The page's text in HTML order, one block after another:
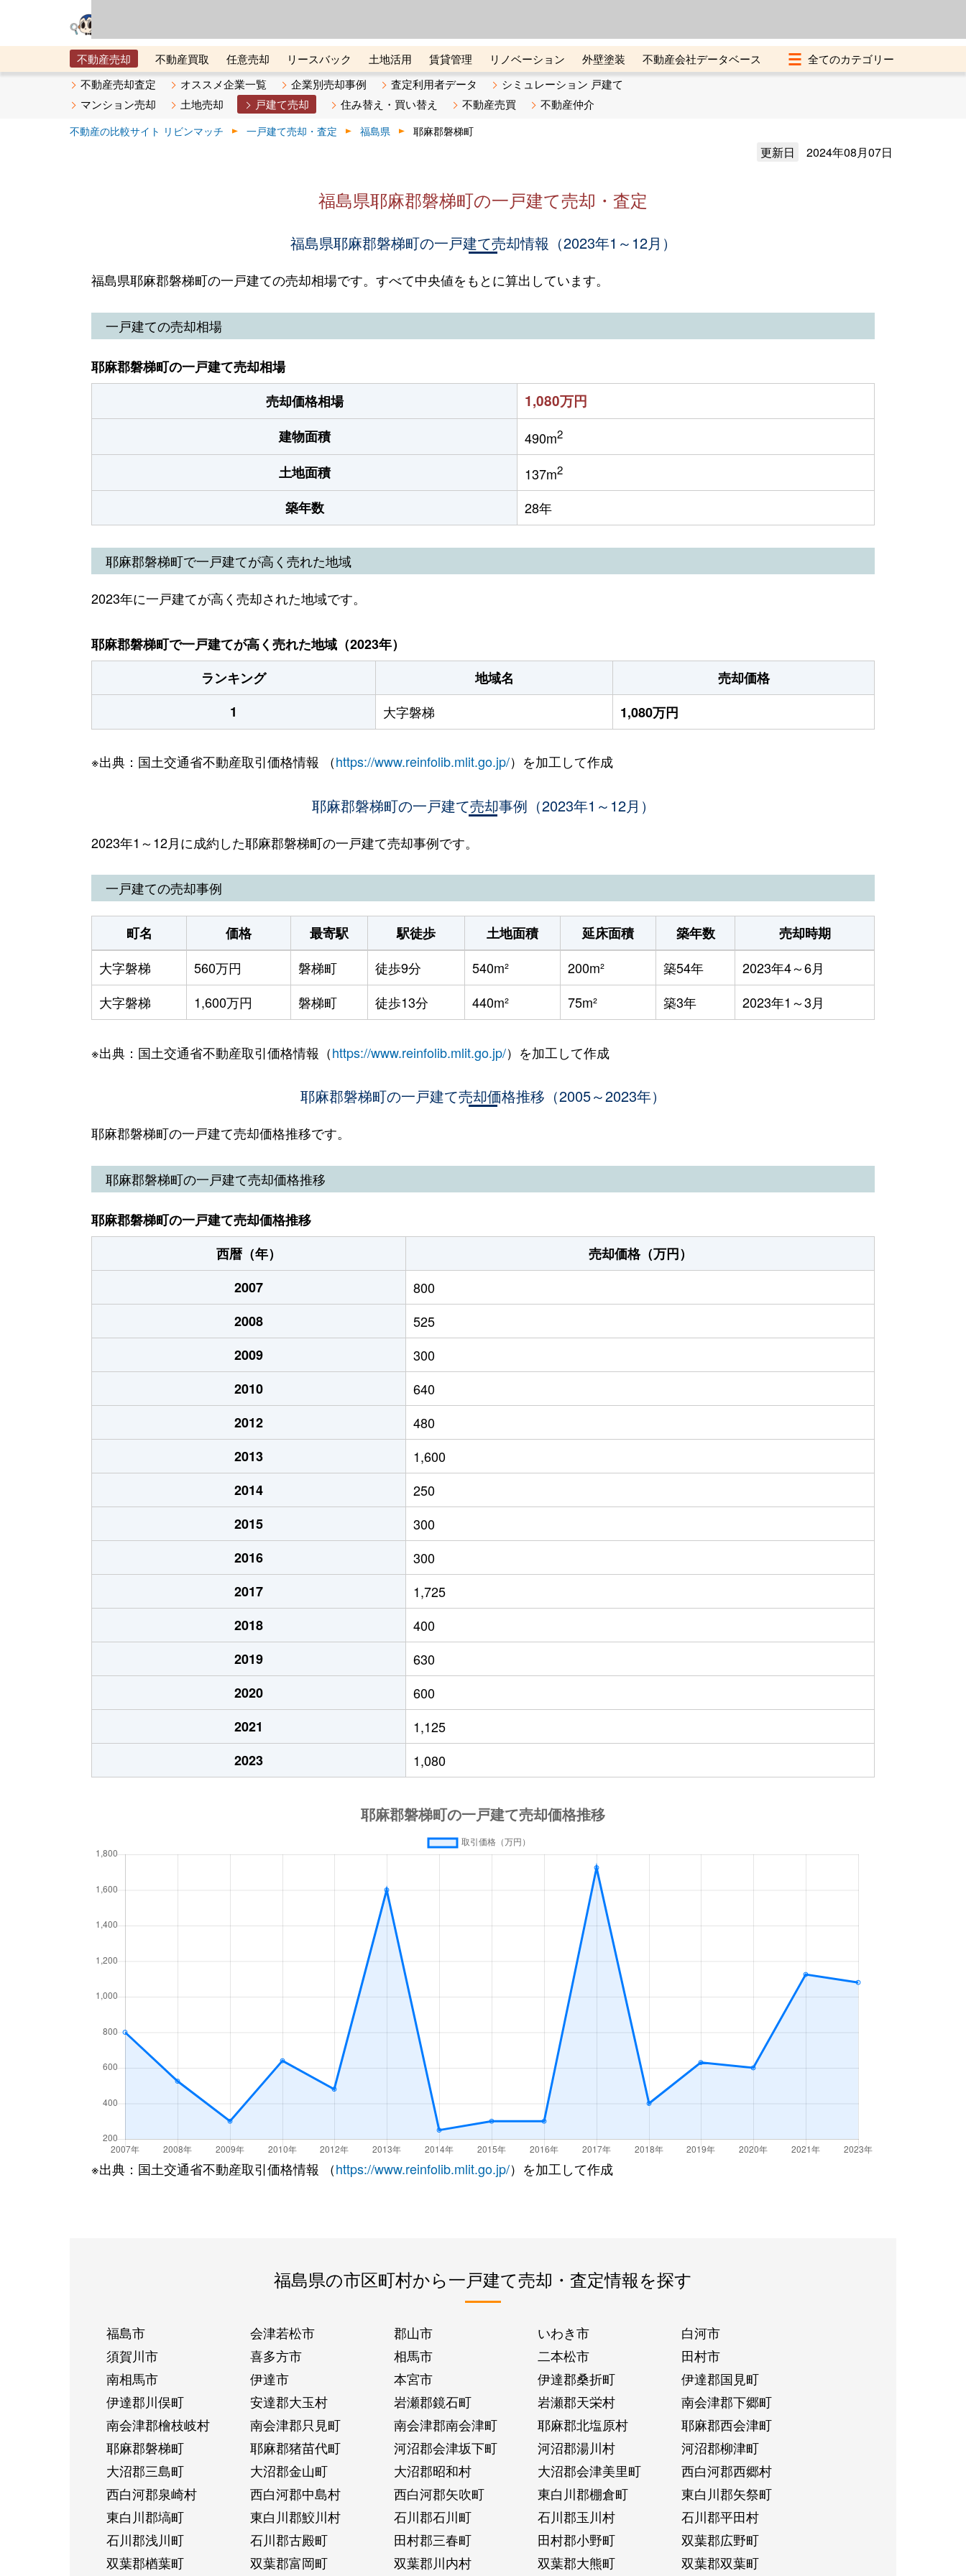
不動産売却 不動産買取 任意売却 リースバック 土地活用 賃貸管理 リノベーション 外壁塗装
不動産会社データベース
メタ住宅展示場
ベスト不動産カンパニー オンライン講座 リビンマガジンBiz 不動産売却ご相談デスク
不動産売却査定 オススメ企業一覧 企業別売却事例 査定利用者データ
シミュレーション 戸建て
マンション売却
土地売却 戸建て売却 住み替え・買い替え 不動産売買 不動産仲介
不動産の比較サイト リビンマッチ 一戸建て売却・査定 福島県 耶麻郡磐梯町
更新日 2024年08月07日
福島県耶麻郡磐梯町の一戸建て売却・査定
福島県耶麻郡磐梯町の一戸建て売却情報（2023年1～12月）
福島県耶麻郡磐梯町の一戸建ての売却相場です。すべて中央値をもとに算出しています。
一戸建ての売却相場
耶麻郡磐梯町の一戸建て売却相場
売却価格相場
1,080万円
建物面積 490m2
土地面積 137m2
築年数 28年
耶麻郡磐梯町で一戸建てが高く売れた地域
2023年に一戸建てが高く売却された地域です。
耶麻郡磐梯町で一戸建てが高く売れた地域（2023年）
ランキング
地域名
売却価格
1
大字磐梯 1,080万円
※出典：国土交通省不動産取引価格情報 （https://www.reinfolib.mlit.go.jp/）を加工して作成
耶麻郡磐梯町の一戸建て売却事例（2023年1～12月）
2023年1～12月に成約した耶麻郡磐梯町の一戸建て売却事例です。
一戸建ての売却事例
町名 価格 最寄駅 駅徒歩 土地面積 延床面積 築年数
売却時期
大字磐梯
560万円 磐梯町 徒歩9分 540m² 200m² 築54年
2023年4～6月
大字磐梯
1,600万円 磐梯町 徒歩13分 440m² 75m² 築3年 2023年1～3月
※出典：国土交通省不動産取引価格情報（https://www.reinfolib.mlit.go.jp/）を加工して作成
耶麻郡磐梯町の一戸建て売却価格推移（2005～2023年）
耶麻郡磐梯町の一戸建て売却価格推移です。
耶麻郡磐梯町の一戸建て売却価格推移
耶麻郡磐梯町の一戸建て売却価格推移
西暦（年）
売却価格（万円）
2007
800
2008
525
2009
300
2010
640
2012
480
2013
1,600
2014
250
2015
300
2016
300
2017
1,725
2018
400
2019
630
2020
600
2021
1,125
2023
1,080
※出典：国土交通省不動産取引価格情報 （https://www.reinfolib.mlit.go.jp/）を加工して作成
福島県の市区町村から一戸建て売却・査定情報を探す
福島市 会津若松市 郡山市 いわき市
白河市
須賀川市
喜多方市 相馬市 二本松市
田村市
南相馬市
伊達市 本宮市 伊達郡桑折町
伊達郡国見町
伊達郡川俣町
安達郡大玉村 岩瀬郡鏡石町 岩瀬郡天栄村
南会津郡下郷町
南会津郡檜枝岐村
南会津郡只見町 南会津郡南会津町 耶麻郡北塩原村
耶麻郡西会津町
耶麻郡磐梯町
耶麻郡猪苗代町 河沼郡会津坂下町 河沼郡湯川村
河沼郡柳津町
大沼郡三島町
大沼郡金山町 大沼郡昭和村 大沼郡会津美里町
西白河郡西郷村
西白河郡泉崎村
西白河郡中島村 西白河郡矢吹町 東白川郡棚倉町
東白川郡矢祭町
東白川郡塙町
東白川郡鮫川村 石川郡石川町 石川郡玉川村
石川郡平田村
石川郡浅川町
石川郡古殿町 田村郡三春町 田村郡小野町
双葉郡広野町
双葉郡楢葉町
双葉郡富岡町 双葉郡川内村 双葉郡大熊町 双葉郡双葉町